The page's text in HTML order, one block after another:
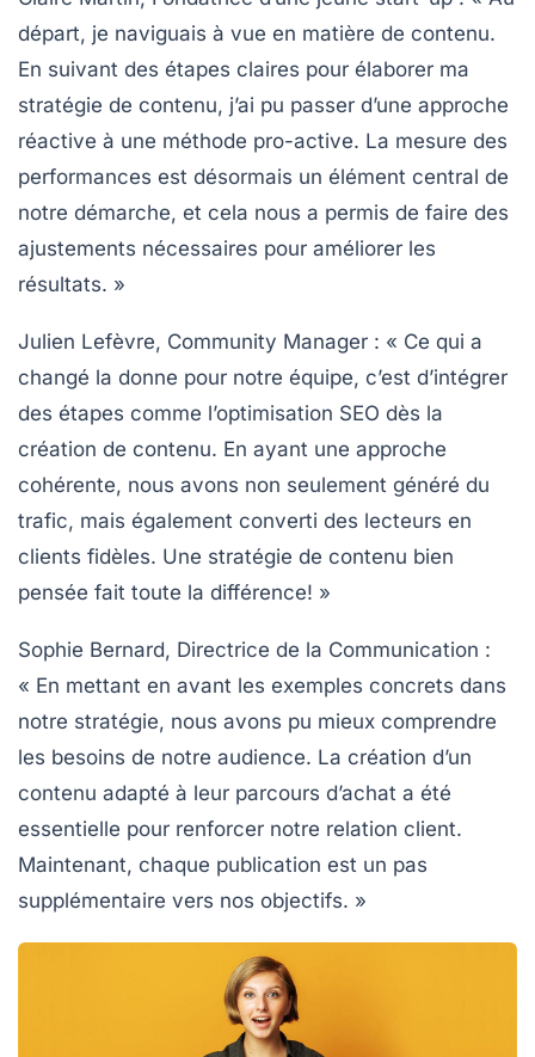
départ, je naviguais à vue en matière de contenu.
En suivant des étapes claires pour élaborer ma
stratégie de contenu, j’ai pu passer d’une approche
réactive à une méthode pro-active. La mesure des
performances est désormais un élément central de
notre démarche, et cela nous a permis de faire des
ajustements nécessaires pour améliorer les
résultats. »
Julien Lefèvre, Community Manager : « Ce qui a
changé la donne pour notre équipe, c’est d’intégrer
des étapes comme l’optimisation SEO dès la
création de contenu. En ayant une approche
cohérente, nous avons non seulement généré du
trafic, mais également converti des lecteurs en
clients fidèles. Une stratégie de contenu bien
pensée fait toute la différence! »
Sophie Bernard, Directrice de la Communication :
« En mettant en avant les exemples concrets dans
notre stratégie, nous avons pu mieux comprendre
les besoins de notre audience. La création d’un
contenu adapté à leur parcours d’achat a été
essentielle pour renforcer notre relation client.
Maintenant, chaque publication est un pas
supplémentaire vers nos objectifs. »